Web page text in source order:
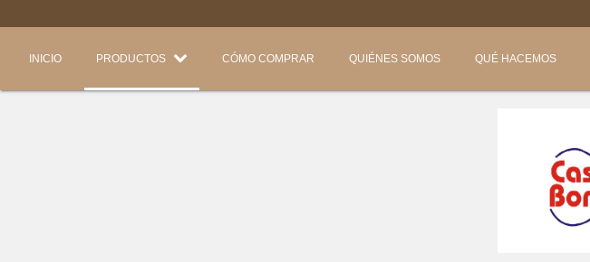
INICIO PRODUCTOS CÓMO COMPRAR QUIÉNES SOMOS QUÉ HACEMOS